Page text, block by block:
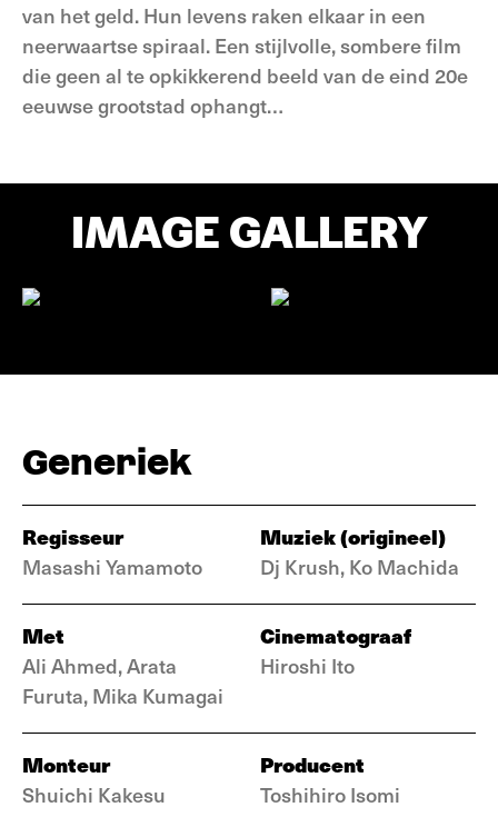
van het geld. Hun levens raken elkaar in een
neerwaartse spiraal. Een stijlvolle, sombere film
die geen al te opkikkerend beeld van de eind 20e
eeuwse grootstad ophangt…
IMAGE GALLERY
Generiek
Regisseur
Masashi Yamamoto
Muziek (origineel)
Dj Krush, Ko Machida
Met
Ali Ahmed, Arata
Furuta, Mika Kumagai
Cinematograaf
Hiroshi Ito
Monteur
Shuichi Kakesu
Producent
Toshihiro Isomi